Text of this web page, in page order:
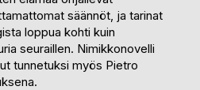
säännöt, ja tarinat
loppua kohti kuin
seuraillen. Nimikkonovelli
tunnetuksi myös Pietro